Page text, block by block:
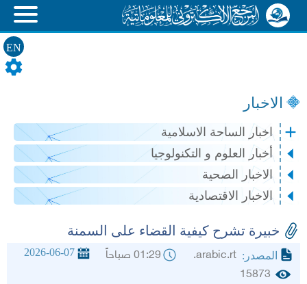
EN
الاخبار
اخبار الساحة الاسلامية
أخبار العلوم و التكنولوجيا
الاخبار الصحية
الاخبار الاقتصادية
خبيرة تشرح كيفية القضاء على السمنة
المصدر: 01:29 صباحاً 2026-06-07
15873